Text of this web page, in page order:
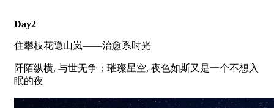
Day2
住攀枝花隐山岚——治愈系时光
阡陌纵横, 与世无争；璀璨星空, 夜色如斯又是一个不想入
眠的夜